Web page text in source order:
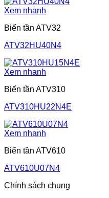
Xem nhanh
Biến tần ATV32
ATV32HU40N4
Xem nhanh
Biến tần ATV310
ATV310HU22N4E
Xem nhanh
Biến tần ATV610
ATV610U07N4
Chính sách chung